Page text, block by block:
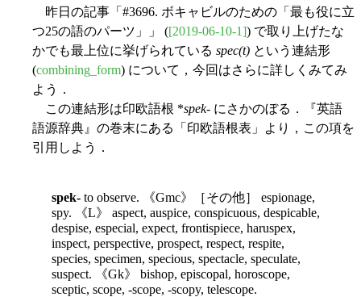
昨日の記事「#3696. ボキャビルのための「最も役に立
つ25の語のパーツ」」 ([2019-06-10-1]) で取り上げたな
かでも最上位に挙げられている spec(t) という連結形
(combining_form) について，今回はさらに詳しくみてみ
よう．
この連結形は印欧語根 *spek- にさかのぼる．『英語
語源辞典』の巻末にある「印欧語根表」より，この項を
引用しよう．
spek- to observe. 《Gmc》［その他］ espionage,
spy. 《L》 aspect, auspice, conspicuous, despicable,
despise, especial, expect, frontispiece, haruspex,
inspect, perspective, prospect, respect, respite,
species, specimen, specious, spectacle, speculate,
suspect. 《Gk》 bishop, episcopal, horoscope,
sceptic, scope, -scope, -scopy, telescope.